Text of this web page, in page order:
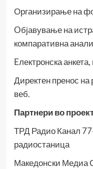
Организирање на
Oбјавување на
компаративна
Eлектронска анкета,
Директен пренос
веб.
Партнери во
ТРД Радио Канал
радиостаница
Македонски Медиа